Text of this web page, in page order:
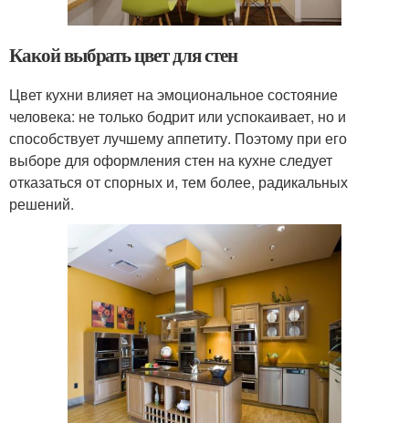
Какой выбрать цвет для стен
Цвет кухни влияет на эмоциональное состояние
человека: не только бодрит или успокаивает, но и
способствует лучшему аппетиту. Поэтому при его
выборе для оформления стен на кухне следует
отказаться от спорных и, тем более, радикальных
решений.